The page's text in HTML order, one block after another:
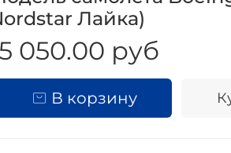
Лайка)
050.00 руб
В корзину